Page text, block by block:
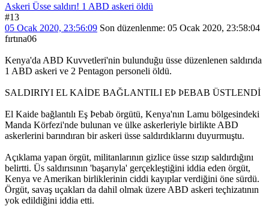
Askeri Üsse saldırı! 1 ABD askeri öldü
#13
05 Ocak 2020, 23:56:09 Son düzenlenme: 05 Ocak 2020, 23:58:04
fırtına06
Kenya'da ABD Kuvvetleri'nin bulunduğu üsse düzenlenen saldırıda
1 ABD askeri ve 2 Pentagon personeli öldü.
SALDIRIYI EL KAİDE BAĞLANTILI EÞ ÞEBAB ÜSTLENDİ
El Kaide bağlantılı Eş Þebab örgütü, Kenya'nın Lamu bölgesindeki
Manda Körfezi'nde bulunan ve ülke askerleriyle birlikte ABD
askerlerini barındıran bir askeri üsse saldırdıklarını duyurmuştu.
Açıklama yapan örgüt, militanlarının gizlice üsse sızıp saldırdığını
belirtti. Üs saldırısının 'başarıyla' gerçekleştiğini iddia eden örgüt,
Kenya ve Amerikan birliklerinin ciddi kayıplar verdiğini öne sürdü.
Örgüt, savaş uçakları da dahil olmak üzere ABD askeri teçhizatının
yok edildiğini iddia etti.